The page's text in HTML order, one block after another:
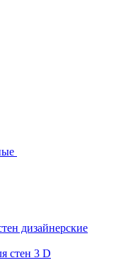
дизайнерские
стен 3 D